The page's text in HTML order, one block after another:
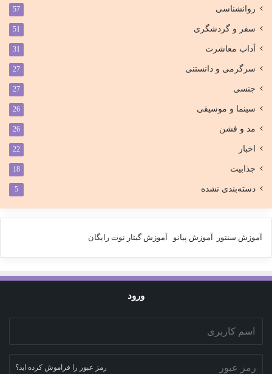
روانشناسی 57
سفر و گردشگری 51
آداب معاشرت 31
سرگرمی و دانستنی 27
جنسی 27
سینما و موسیقی 26
مد و فشن 26
اخبار 22
جذابیت 18
دسته‌بندی نشده 5
آموزش سنتور آموزش پیانو آموزش گیتار نوت رایگان
ورود
رمز عبور را فراموش کرده اید؟